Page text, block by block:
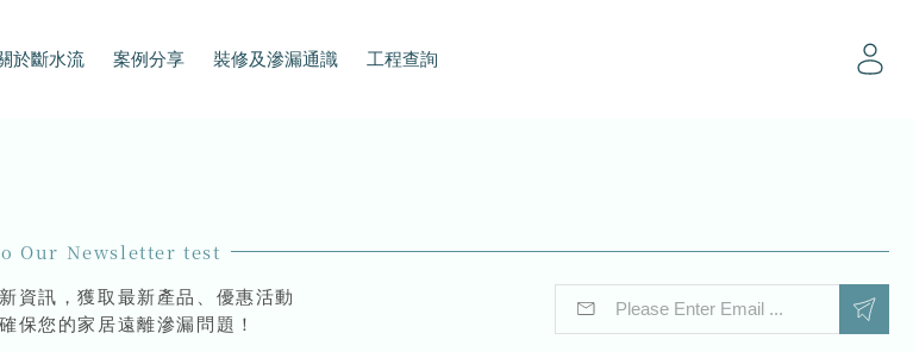
於斷水流 案例分享 裝修及滲漏通識 工程查詢
Our Newsletter test
資訊，獲取最新產品、優惠活動
保您的家居遠離滲漏問題！
a
a